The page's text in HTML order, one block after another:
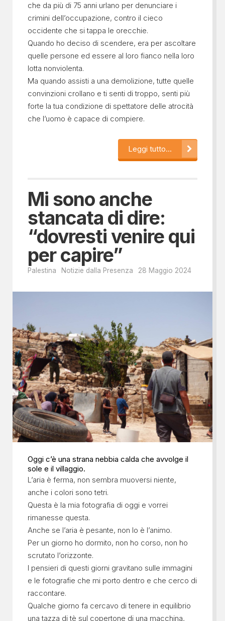
che da più di 75 anni urlano per denunciare i
crimini dell’occupazione, contro il cieco
occidente che si tappa le orecchie.
Quando ho deciso di scendere, era per ascoltare
quelle persone ed essere al loro fianco nella loro
lotta nonviolenta.
Ma quando assisti a una demolizione, tutte quelle
convinzioni crollano e ti senti di troppo, senti più
forte la tua condizione di spettatore delle atrocità
che l’uomo è capace di compiere.
Leggi tutto...
Mi sono anche
stancata di dire:
“dovresti venire qui
per capire”
Palestina Notizie dalla Presenza 28 Maggio 2024
Oggi c’è una strana nebbia calda che avvolge il
sole e il villaggio.
L’aria è ferma, non sembra muoversi niente,
anche i colori sono tetri.
Questa è la mia fotografia di oggi e vorrei
rimanesse questa.
Anche se l’aria è pesante, non lo è l’animo.
Per un giorno ho dormito, non ho corso, non ho
scrutato l’orizzonte.
I pensieri di questi giorni gravitano sulle immagini
e le fotografie che mi porto dentro e che cerco di
raccontare.
Qualche giorno fa cercavo di tenere in equilibrio
una tazza di tè sul copertone di una macchina,